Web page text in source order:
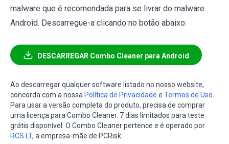
malware que é recomendada para se livrar do malware
Android. Descarregue-a clicando no botão abaixo:
DESCARREGAR Combo Cleaner para Android
Ao descarregar qualquer software listado no nosso website,
concorda com a nossa Política de Privacidade e Termos de Uso.
Para usar a versão completa do produto, precisa de comprar
uma licença para Combo Cleaner. 7 dias limitados para teste
grátis disponível. O Combo Cleaner pertence e é operado por
RCS LT, a empresa-mãe de PCRisk.